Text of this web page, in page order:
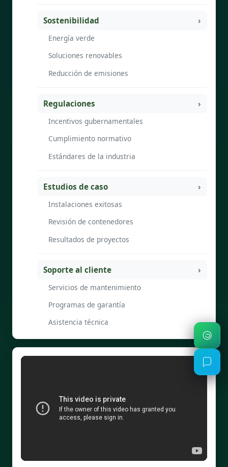
Sostenibilidad
Energía verde
Soluciones renovables
Reducción de emisiones
Regulaciones
Incentivos gubernamentales
Cumplimiento normativo
Estándares de la industria
Estudios de caso
Instalaciones exitosas
Revisión de contenedores
Resultados de proyectos
Soporte al cliente
Servicios de mantenimiento
Programas de garantía
Asistencia técnica